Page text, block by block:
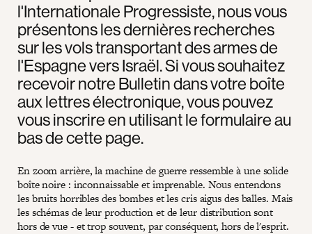
l'Internationale Progressiste, nous vous
présentons les dernières recherches
sur les vols transportant des armes de
l'Espagne vers Israël. Si vous souhaitez
recevoir notre Bulletin dans votre boîte
aux lettres électronique, vous pouvez
vous inscrire en utilisant le formulaire au
bas de cette page.
En zoom arrière, la machine de guerre ressemble à une solide
boîte noire : inconnaissable et imprenable. Nous entendons
les bruits horribles des bombes et les cris aigus des balles. Mais
les schémas de leur production et de leur distribution sont
hors de vue - et trop souvent, par conséquent, hors de l'esprit.